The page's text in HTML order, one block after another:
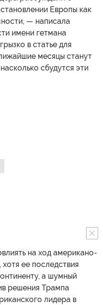
Европы как
— написала
имени гетмана
в статье для
месяцы станут
сбудутся эти
на ход американо-
ее последствия
а шумный
решения Трампа
лидера в